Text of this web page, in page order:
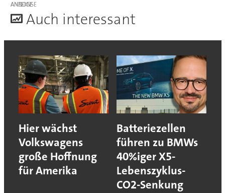
ANZEIGE
Auch interessant
Hier wächst
Volkswagens
große Hoffnung
für Amerika
Batteriezellen
führen zu BMWs
40%iger X5-
Lebenszyklus-
CO2-Senkung